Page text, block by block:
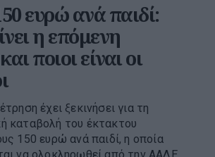
ευρώ ανά παιδί:
η επόμενη
ποιοι είναι οι
έχει ξεκινήσει για τη
καταβολή του έκτακτου
150 ευρώ ανά παιδί, η οποία